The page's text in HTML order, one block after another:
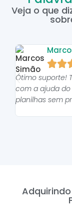
Veja o que

Ótimo suporte!
com a ajuda
planilhas sem